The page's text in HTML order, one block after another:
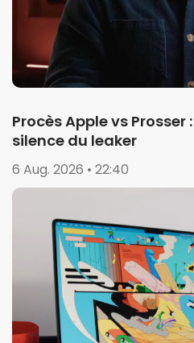
Procès Apple vs
silence du leaker
6 Aug. 2026 • 22:40